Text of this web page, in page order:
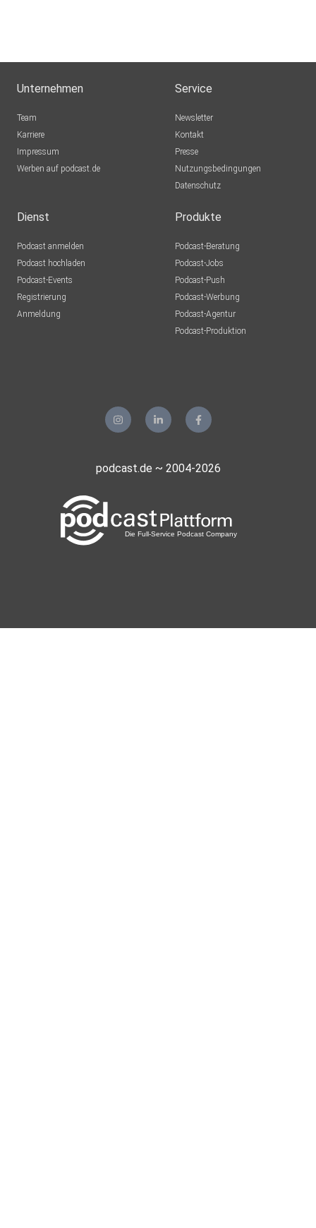
Unternehmen
Team
Karriere
Impressum
Werben auf podcast.de
Service
Newsletter
Kontakt
Presse
Nutzungsbedingungen
Datenschutz
Dienst
Podcast anmelden
Podcast hochladen
Podcast-Events
Registrierung
Anmeldung
Produkte
Podcast-Beratung
Podcast-Jobs
Podcast-Push
Podcast-Werbung
Podcast-Agentur
Podcast-Produktion
podcast.de ~ 2004-2026